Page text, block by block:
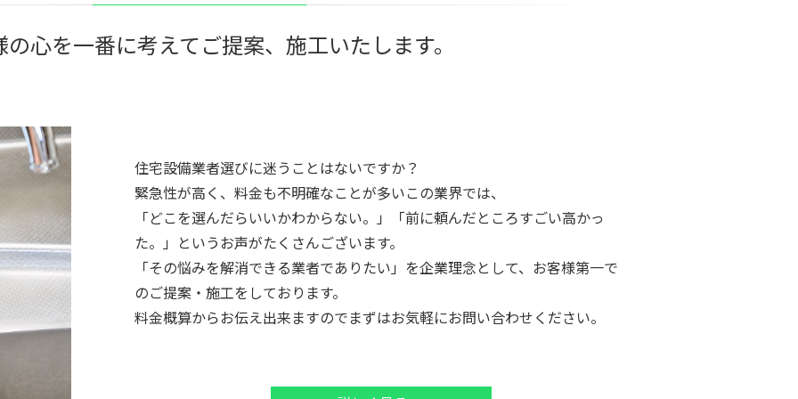
心を一番に考えてご提案、 施工いたします。
住宅設備業者選びに迷うことはないですか？
緊急性が高く、料金も不明確なことが多いこの業界では、
「どこを選んだらいいかわからない。」「前に頼んだところすごい高かっ
た。」というお声がたくさんございます。
「その悩みを解消できる業者でありたい」を企業理念として、お客様第一で
のご提案・施工をしております。
料金概算からお伝え出来ますのでまずはお気軽にお問い合わせください。